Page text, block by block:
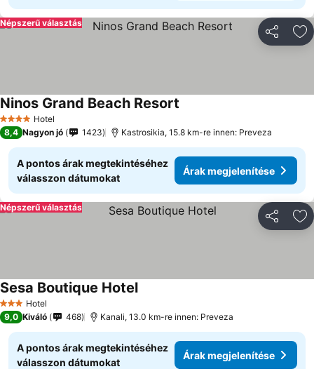
Népszerű választás
4 KategóriaHotel
Ninos Grand Beach Resort
8,4 Nagyon jó 1423 Kastrosikia, 15.8 km-re innen: Preveza
A pontos árak megtekintéséhez
válasszon dátumokat
Árak megjelenítése
Népszerű választás
3 Kategória
Hotel
Sesa Boutique Hotel
9,0 Kiváló 468 Kanali, 13.0 km-re innen: Preveza
A pontos árak megtekintéséhez
válasszon dátumokat
Árak megjelenítése